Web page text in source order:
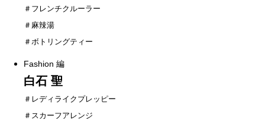
＃フレンチクルーラー
＃麻辣湯
＃ボトリングティー
Fashion 編
白石 聖
＃レディライクプレッピー
＃スカーフアレンジ